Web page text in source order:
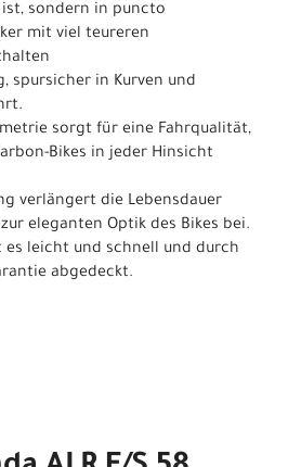
sondern in puncto
mit viel teureren
spursicher in Kurven und
sorgt für eine Fahrqualität,
Bikes in jeder Hinsicht
verlängert die Lebensdauer
eleganten Optik des Bikes bei.
es leicht und schnell und durch
abgedeckt.